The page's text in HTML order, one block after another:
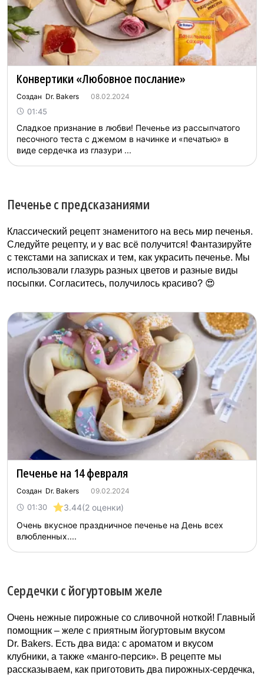
Конвертики «Любовное послание»
Создан Dr. Bakers 08.02.2024
01:45
Сладкое признание в любви! Печенье из рассыпчатого
песочного теста с джемом в начинке и «печатью» в
виде сердечка из глазури ...
Печенье с предсказаниями
Классический рецепт знаменитого на весь мир печенья.
Следуйте рецепту, и у вас всё получится! Фантазируйте
с текстами на записках и тем, как украсить печенье. Мы
использовали глазурь разных цветов и разные виды
посыпки. Согласитесь, получилось красиво? 😍
Печенье на 14 февраля
Создан Dr. Bakers 09.02.2024
01:30 3.44(2 оценки)
Очень вкусное праздничное печенье на День всех
влюбленных....
Сердечки с йогуртовым желе
Очень нежные пирожные со сливочной ноткой! Главный
помощник – желе с приятным йогуртовым вкусом
Dr. Bakers. Есть два вида: с ароматом и вкусом
клубники, а также «манго-персик». В рецепте мы
рассказываем, как приготовить два пирожных-сердечка,